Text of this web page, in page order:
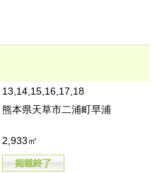
13,14,15,16,17,18
熊本県天草市二浦町早浦
2,933㎡